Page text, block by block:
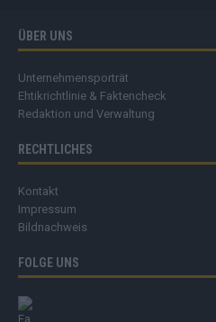
ÜBER UNS
Unternehmensporträt
Ehtikrichtlinie & Faktencheck
Redaktion und Verwaltung
RECHTLICHES
Kontakt
Impressum
Bildnachweis
FOLGE UNS